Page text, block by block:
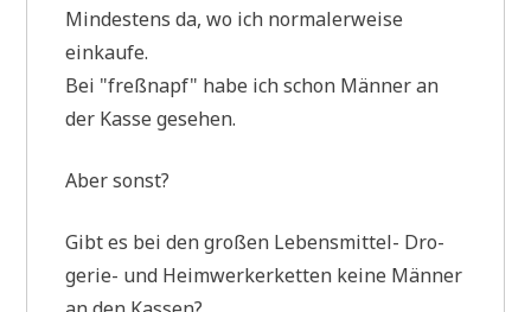
Min­de­stens da, wo ich nor­ma­ler­wei­se
einkaufe.
Bei "freß­napf" habe ich schon Män­ner an
der Kas­se gesehen.
Aber sonst?
Gibt es bei den gro­ßen Lebens­mit­tel- Dro­
ge­rie- und Heim­wer­ker­ket­ten kei­ne Män­ner